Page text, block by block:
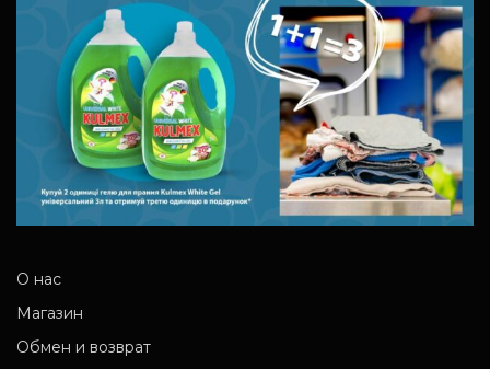
О нас
Магазин
Обмен и возврат